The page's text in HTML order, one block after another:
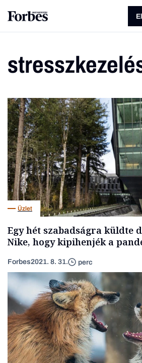
Vagy fedezze fel a
témákat
Üzlet Pénz Zöld
Üzlet
Egy hét szabadságra küldte
Nike, hogy kipihenjék a
Forbes2021. 8. 31. perc